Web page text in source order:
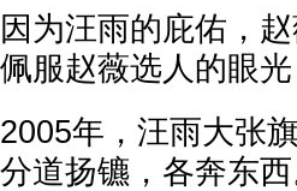
因为汪雨的庇佑，
佩服赵薇选人的眼
2005年，汪雨大张
分道扬镳，各奔东西